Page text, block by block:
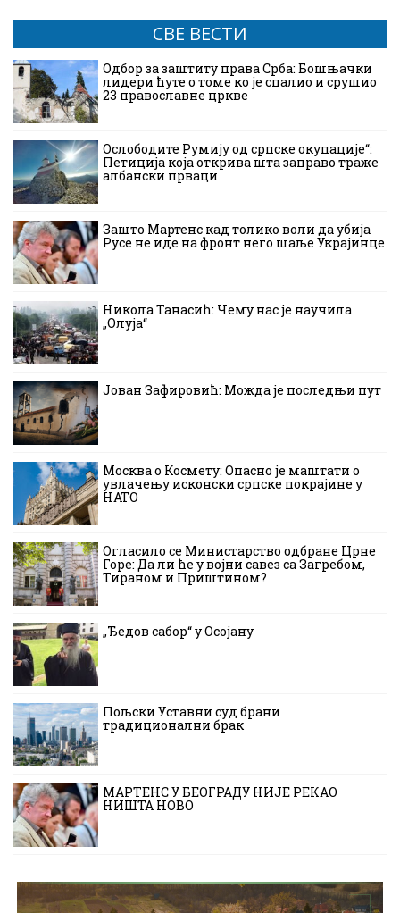
СВЕ ВЕСТИ
Одбор за заштиту права Срба: Бошњачки
лидери ћуте о томе ко је спалио и срушио
23 православне цркве
Ослободите Румију од српске окупације“:
Петиција која открива шта заправо траже
албански прваци
Зашто Мартенс кад толико воли да убија
Русе не иде на фронт него шаље Украјинце
Никола Танасић: Чему нас је научила
„Олуја“
Јован Зафировић: Можда је последњи пут
Москва о Космету: Опасно је маштати о
увлачењу исконски српске покрајине у
НАТО
Огласило се Министарство одбране Црне
Горе: Да ли ће у војни савез са Загребом,
Тираном и Приштином?
„Ђедов сабор“ у Осојану
Пољски Уставни суд брани
традиционални брак
МАРТЕНС У БЕОГРАДУ НИЈЕ РЕКАО
НИШТА НОВО